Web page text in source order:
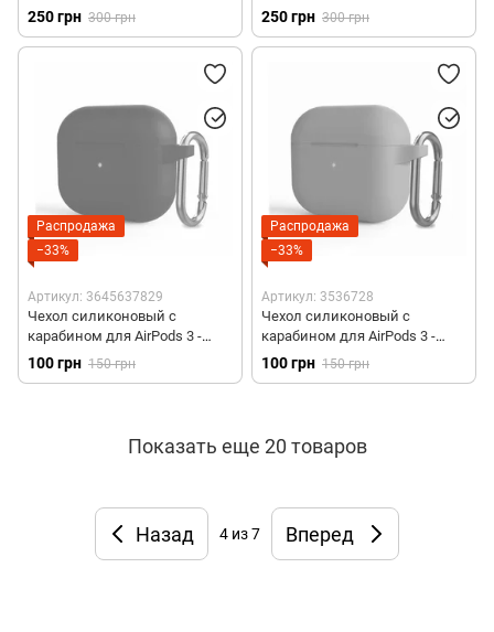
коричневый
250 грн 300 грн
зеленый
250 грн 300 грн
Распродажа
−33%
Артикул: 3645637829
Чехол силиконовый с
карабином для AirPods 3 -
Черный
100 грн 150 грн
Распродажа
−33%
Артикул: 3536728
Чехол силиконовый с
карабином для AirPods 3 -
Светло-серый
100 грн 150 грн
Показать еще 20 товаров
Назад 4 из 7 Вперед